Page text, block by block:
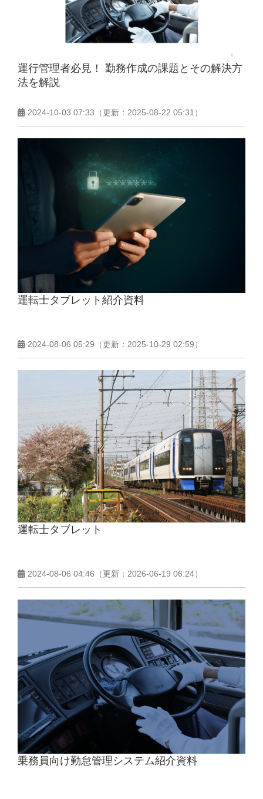
運行管理者必見！ 勤務作成の課題とその解決方
法を解説
2024-10-03 07:33 （更新： 2025-08-22 05:31）
運転士タブレット紹介資料
2024-08-06 05:29 （更新： 2025-10-29 02:59）
運転士タブレット
2024-08-06 04:46 （更新： 2026-06-19 06:24）
乗務員向け勤怠管理システム紹介資料